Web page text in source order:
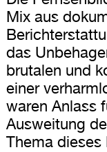
Mix aus
das
brutalen und
einer
waren Anlass
Ausweitung
Thema